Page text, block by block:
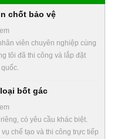
chốt bảo vệ
viên chuyên nghiệp cùng
tôi đã thi công và lắp đặt
bốt gác
có yêu cầu khác biệt.
chế tạo và thi công trực tiếp